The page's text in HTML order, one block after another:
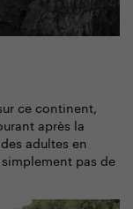
ce continent,
après la
adultes en
pas de